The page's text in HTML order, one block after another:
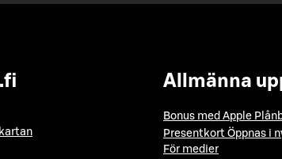
Allmänna
Bonus med Apple
Presentkort Öppnas i
För medier